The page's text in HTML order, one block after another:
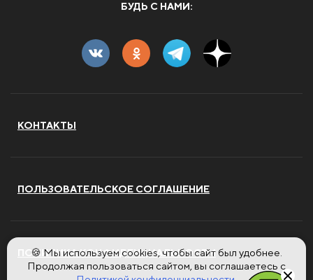
БУДЬ С НАМИ:
КОНТАКТЫ
ПОЛЬЗОВАТЕЛЬСКОЕ СОГЛАШЕНИЕ
ПОЛИТИКА КОНФИДЕНЦИАЛЬНОСТИ
🍪 Мы используем cookies, чтобы сайт был удобнее.
Продолжая пользоваться сайтом, вы соглашаетесь с